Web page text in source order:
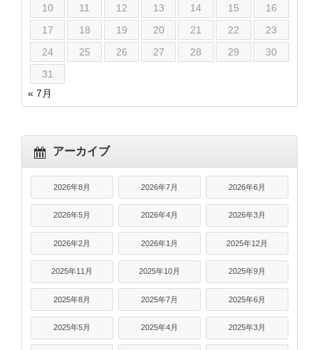
10
11 12 13 14 15
16
17
18 19 20 21 22
23
24
25 26 27 28 29
30
31
« 7月
アーカイブ
2026年8月 2026年7月 2026年6月
2026年5月 2026年4月 2026年3月
2026年2月 2026年1月 2025年12月
2025年11月 2025年10月 2025年9月
2025年8月 2025年7月 2025年6月
2025年5月 2025年4月 2025年3月